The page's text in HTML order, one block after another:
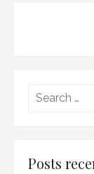
Posts